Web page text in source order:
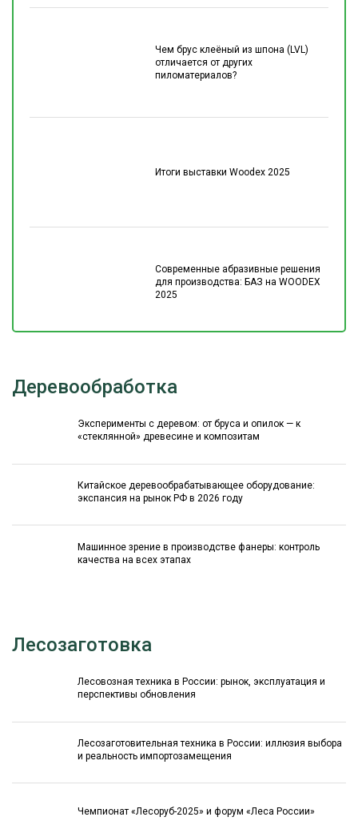
Чем брус клеёный из шпона (LVL)
отличается от других
пиломатериалов?
Итоги выставки Woodex 2025
Современные абразивные решения
для производства: БАЗ на WOODEX
2025
Деревообработка
Эксперименты с деревом: от бруса и опилок — к
«стеклянной» древесине и композитам
Китайское деревообрабатывающее оборудование:
экспансия на рынок РФ в 2026 году
Машинное зрение в производстве фанеры: контроль
качества на всех этапах
Лесозаготовка
Лесовозная техника в России: рынок, эксплуатация и
перспективы обновления
Лесозаготовительная техника в России: иллюзия выбора
и реальность импортозамещения
Чемпионат «Лесоруб-2025» и форум «Леса России»